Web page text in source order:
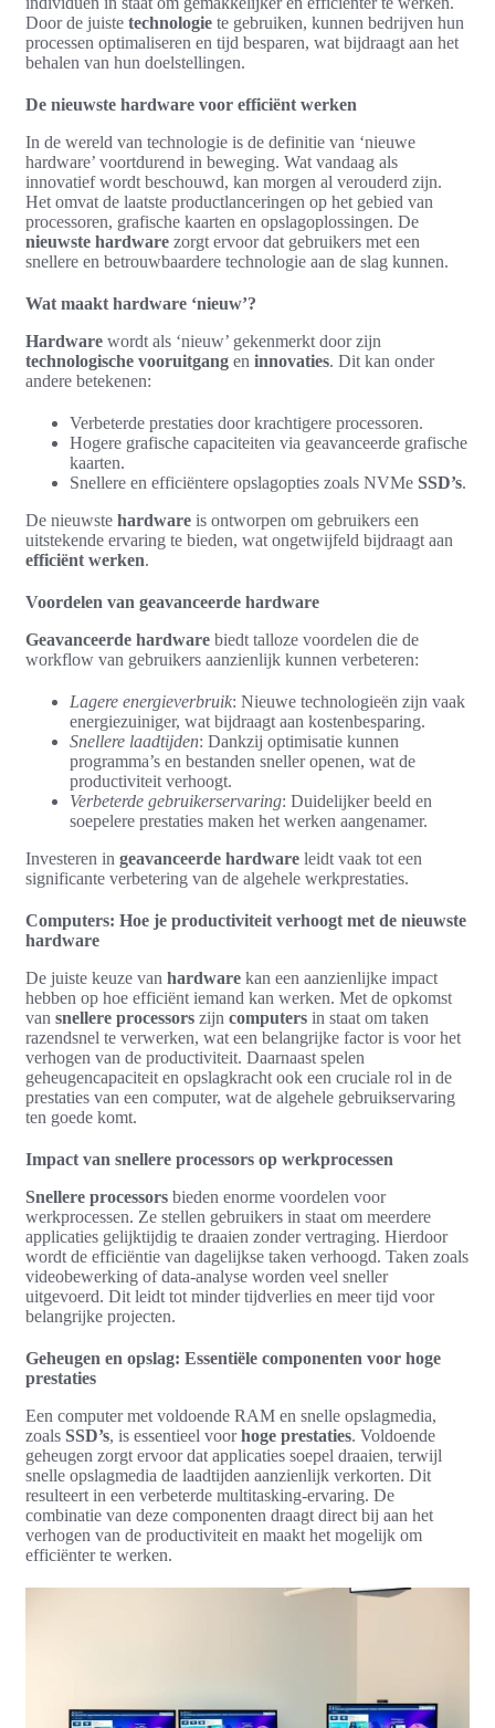
Door de juiste technologie te gebruiken, kunnen bedrijven hun
processen optimaliseren en tijd besparen, wat bijdraagt aan het
behalen van hun doelstellingen.
De nieuwste hardware voor efficiënt werken
In de wereld van technologie is de definitie van ‘nieuwe
hardware’ voortdurend in beweging. Wat vandaag als
innovatief wordt beschouwd, kan morgen al verouderd zijn.
Het omvat de laatste productlanceringen op het gebied van
processoren, grafische kaarten en opslagoplossingen. De
nieuwste hardware zorgt ervoor dat gebruikers met een
snellere en betrouwbaardere technologie aan de slag kunnen.
Wat maakt hardware ‘nieuw’?
Hardware wordt als ‘nieuw’ gekenmerkt door zijn
technologische vooruitgang en innovaties. Dit kan onder
andere betekenen:
Verbeterde prestaties door krachtigere processoren.
Hogere grafische capaciteiten via geavanceerde grafische
kaarten.
Snellere en efficiëntere opslagopties zoals NVMe SSD’s.
De nieuwste hardware is ontworpen om gebruikers een
uitstekende ervaring te bieden, wat ongetwijfeld bijdraagt aan
efficiënt werken.
Voordelen van geavanceerde hardware
Geavanceerde hardware biedt talloze voordelen die de
workflow van gebruikers aanzienlijk kunnen verbeteren:
Lagere energieverbruik: Nieuwe technologieën zijn vaak
energiezuiniger, wat bijdraagt aan kostenbesparing.
Snellere laadtijden: Dankzij optimisatie kunnen
programma’s en bestanden sneller openen, wat de
productiviteit verhoogt.
Verbeterde gebruikerservaring: Duidelijker beeld en
soepelere prestaties maken het werken aangenamer.
Investeren in geavanceerde hardware leidt vaak tot een
significante verbetering van de algehele werkprestaties.
Computers: Hoe je productiviteit verhoogt met de nieuwste
hardware
De juiste keuze van hardware kan een aanzienlijke impact
hebben op hoe efficiënt iemand kan werken. Met de opkomst
van snellere processors zijn computers in staat om taken
razendsnel te verwerken, wat een belangrijke factor is voor het
verhogen van de productiviteit. Daarnaast spelen
geheugencapaciteit en opslagkracht ook een cruciale rol in de
prestaties van een computer, wat de algehele gebruikservaring
ten goede komt.
Impact van snellere processors op werkprocessen
Snellere processors bieden enorme voordelen voor
werkprocessen. Ze stellen gebruikers in staat om meerdere
applicaties gelijktijdig te draaien zonder vertraging. Hierdoor
wordt de efficiëntie van dagelijkse taken verhoogd. Taken zoals
videobewerking of data-analyse worden veel sneller
uitgevoerd. Dit leidt tot minder tijdverlies en meer tijd voor
belangrijke projecten.
Geheugen en opslag: Essentiële componenten voor hoge
prestaties
Een computer met voldoende RAM en snelle opslagmedia,
zoals SSD’s, is essentieel voorhoge prestaties. Voldoende
geheugen zorgt ervoor dat applicaties soepel draaien, terwijl
snelle opslagmedia de laadtijden aanzienlijk verkorten. Dit
resulteert in een verbeterde multitasking-ervaring. De
combinatie van deze componenten draagt direct bij aan het
verhogen van de productiviteit en maakt het mogelijk om
efficiënter te werken.